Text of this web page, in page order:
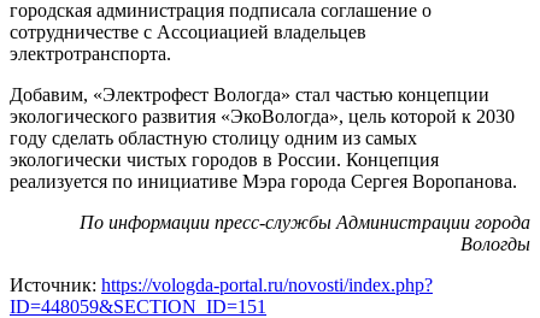
городская администрация подписала соглашение о
сотрудничестве с Ассоциацией владельцев
электротранспорта.
Добавим, «Электрофест Вологда» стал частью концепции
экологического развития «ЭкоВологда», цель которой к 2030
году сделать областную столицу одним из самых
экологически чистых городов в России. Концепция
реализуется по инициативе Мэра города Сергея Воропанова.
По информации пресс-службы Администрации города
Вологды
Источник: https://vologda-portal.ru/novosti/index.php?
ID=448059&SECTION_ID=151